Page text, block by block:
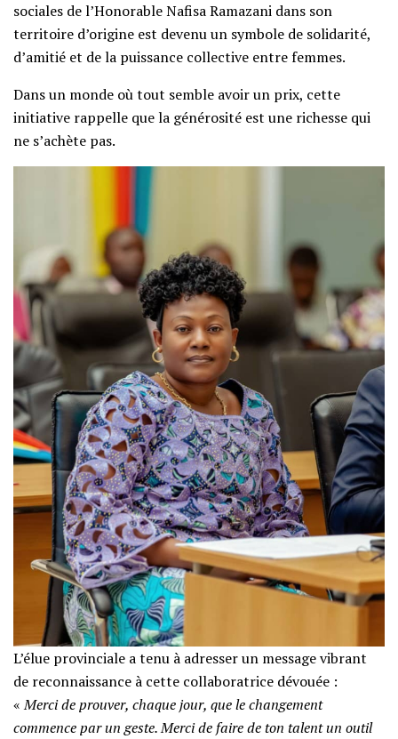
sociales de l’Honorable Nafisa Ramazani dans son
territoire d’origine est devenu un symbole de solidarité,
d’amitié et de la puissance collective entre femmes.
Dans un monde où tout semble avoir un prix, cette
initiative rappelle que la générosité est une richesse qui
ne s’achète pas.
L’élue provinciale a tenu à adresser un message vibrant
de reconnaissance à cette collaboratrice dévouée :
‎​«Merci de prouver, chaque jour, que le changement
commence par un geste. Merci de faire de ton talent un outil